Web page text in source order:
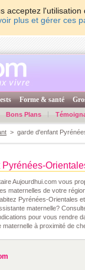
acceptez
plus et gérer ces
Forme & santé
Bons Plans
> garde d'enfant
Aujourdhui.com vous
maternelles de votre
Pyrénées-Orientales
maternelle?
pour vous rendre
maternelle à proximité de